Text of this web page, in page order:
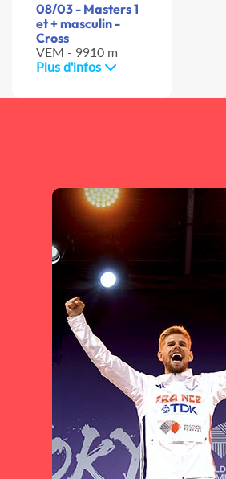
08/03 - Masters 1
et + masculin -
Cross
VEM - 9910 m
Plus d'infos